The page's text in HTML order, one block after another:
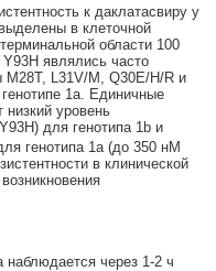
к даклатасвиру у
в клеточной
области 100
являлись часто
М28Т, L31V/M, Q30E/H/R и
1а. Единичные
уровень
для генотипа 1b и
генотипа 1а (до 350 нМ
в клинической
наблюдается через 1-2 ч